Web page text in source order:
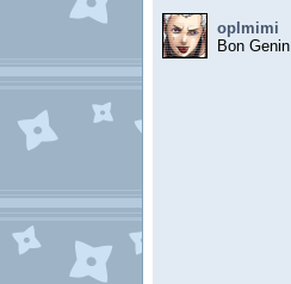
oplmimi
Bon Genin